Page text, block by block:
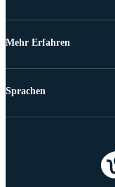
Mehr Erfahren
Sprachen